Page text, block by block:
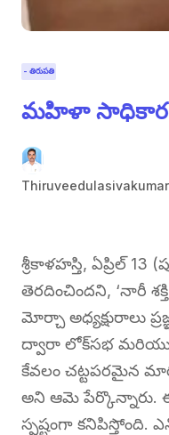
- తిరుపతి
మహిళా సాధికారతలో
Thiruveedulasivakumar
శ్రీకాళహస్తి, ఏప్రిల్
తెరదించిందని, ‘నారీ
మోర్చా అధ్యక్షురాలు
ద్వారా లోక్‌సభ మరియు
కేవలం చట్టపరమైన
అని ఆమె పేర్కొన్నారు.
స్పష్టంగా